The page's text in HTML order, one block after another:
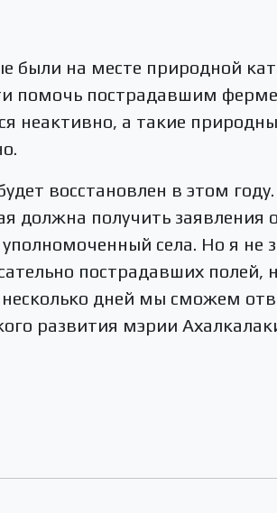
были на месте природной
помочь пострадавшим
неактивно, а такие
восстановлен в этом
должна получить заявления
села. Но я не
пострадавших
дней мы сможем
развития мэрии